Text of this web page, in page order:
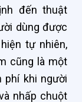
đến thuật
dùng được
tự nhiên,
cũng là một
phí khi người
nhấp chuột